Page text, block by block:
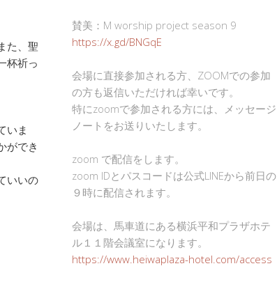
た、聖
杯祈っ
いま
ができ
いいの
賛美：M worship project season 9
https://x.gd/BNGqE
会場に直接参加される方、ZOOMでの参加
の方も返信いただければ幸いです。
特にzoomで参加される方には、メッセージ
ノートをお送りいたします。
zoom で配信をします。
zoom IDとパスコードは公式LINEから前日の
９時に配信されます。
会場は、馬車道にある横浜平和プラザホテ
ル１１階会議室になります。
https://www.heiwaplaza-hotel.com/access